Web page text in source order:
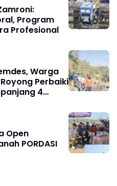
Program
Profesional
Warga
4
Open
PORDASI